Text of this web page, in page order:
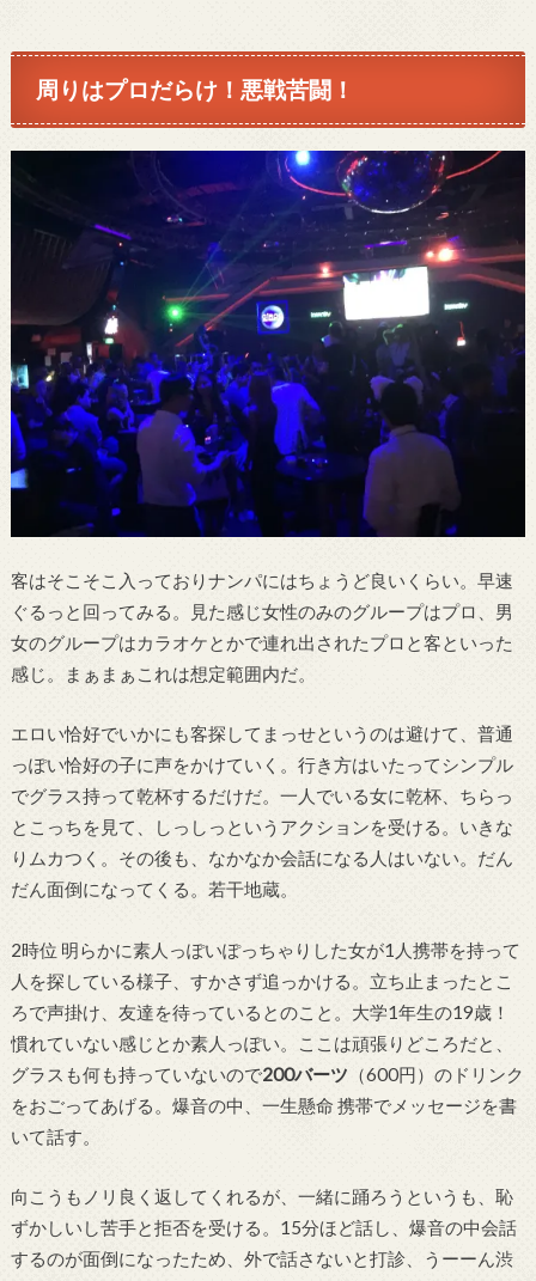
周りはプロだらけ！悪戦苦闘！
客はそこそこ入っておりナンパにはちょうど良いくらい。早速
ぐるっと回ってみる。見た感じ女性のみのグループはプロ、男
女のグループはカラオケとかで連れ出されたプロと客といった
感じ。まぁまぁこれは想定範囲内だ。
エロい恰好でいかにも客探してまっせというのは避けて、普通
っぽい恰好の子に声をかけていく。行き方はいたってシンプル
でグラス持って乾杯するだけだ。一人でいる女に乾杯、ちらっ
とこっちを見て、しっしっというアクションを受ける。いきな
りムカつく。その後も、なかなか会話になる人はいない。だん
だん面倒になってくる。若干地蔵。
2時位 明らかに素人っぽいぽっちゃりした女が1人携帯を持って
人を探している様子、すかさず追っかける。立ち止まったとこ
ろで声掛け、友達を待っているとのこと。大学1年生の19歳！
慣れていない感じとか素人っぽい。ここは頑張りどころだと、
グラスも何も持っていないので200バーツ （600円）のドリンク
をおごってあげる。爆音の中、一生懸命 携帯でメッセージを書
いて話す。
向こうもノリ良く返してくれるが、一緒に踊ろうというも、恥
ずかしいし苦手と拒否を受ける。15分ほど話し、爆音の中会話
するのが面倒になったため、外で話さないと打診、うーーん渋